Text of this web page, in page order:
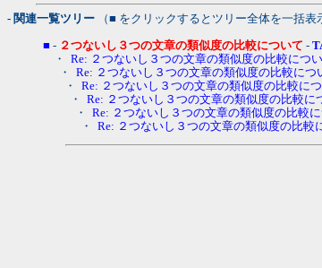
- 関連一覧ツリー （■ をクリックするとツリー全体を一括表
■ - ２つないし３つの文章の類似度の比較について -
・ Re: ２つないし３つの文章の類似度の比較につ
・ Re: ２つないし３つの文章の類似度の比較につ
・ Re: ２つないし３つの文章の類似度の比較に
・ Re: ２つないし３つの文章の類似度の比較に
・ Re: ２つないし３つの文章の類似度の比較
・ Re: ２つないし３つの文章の類似度の比較